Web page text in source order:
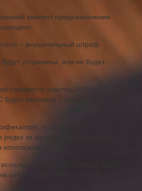
меняют предназначение
– внушительный штраф.
устранены, или не будет
стоимости участка, 0,5% от
взыскано с собственника ЗУ,
но вопрос изменения
за муниципалитетом или
ЗУ.
по основному виду
каждое действие должно быть